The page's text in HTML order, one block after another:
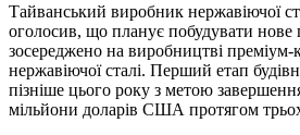
Тайванський виробник нержавіючої
оголосив, що планує побудувати нове
зосереджено на виробництві преміум-
нержавіючої сталі. Перший етап
пізніше цього року з метою
мільйони доларів США протягом